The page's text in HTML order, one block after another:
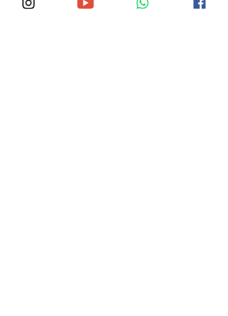
recomendações, fica autorizado, aos órgãos